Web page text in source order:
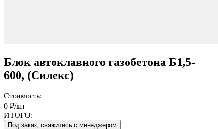
Блок автоклавного газобетона Б1,5-
600, (Силекс)
Стоимость:
0 ₽/шт
ИТОГО:
Под заказ, свяжитесь с менеджером